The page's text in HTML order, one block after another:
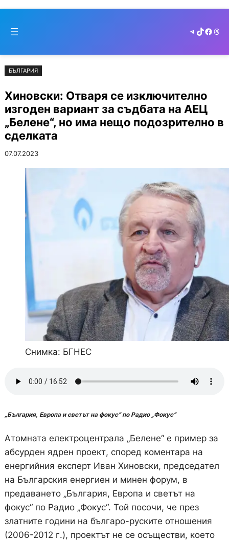
съдържанието
to
Telegram
TikTok
БЪЛГАРИЯ
Хиновски: Отваря се изключително
изгоден вариант за съдбата на АЕЦ
„Белене“, но има нещо подозрително в
сделката
07.07.2023
Снимка: БГНЕС
„България, Европа и светът на фокус“ по Радио „Фокус“
Атомната електроцентрала „Белене“ е пример за
абсурден ядрен проект, според коментара на
енергийния експерт Иван Хиновски, председател
на Българския енергиен и минен форум, в
предаването „България, Европа и светът на
фокус“ по Радио „Фокус“. Той посочи, че през
златните години на българо-руските отношения
(2006-2012 г.), проектът не се осъществи, което